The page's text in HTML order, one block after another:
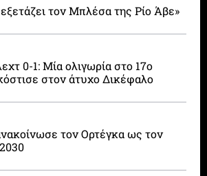
τον Μπλέσα της Ρίο Άβε»
0-1: Μία ολιγωρία στο 17ο
στον άτυχο Δικέφαλο
τον Ορτέγκα ως τον